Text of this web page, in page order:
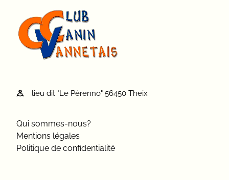
lieu dit "Le Pérenno" 56450 Theix
Qui sommes-nous?
Mentions légales
Politique de confidentialité